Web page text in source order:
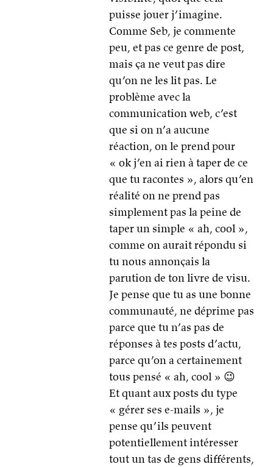
puisse jouer j’imagine.
Comme Seb, je commente
peu, et pas ce genre de post,
mais ça ne veut pas dire
qu’on ne les lit pas. Le
problème avec la
communication web, c’est
que si on n’a aucune
réaction, on le prend pour
« ok j’en ai rien à taper de ce
que tu racontes », alors qu’en
réalité on ne prend pas
simplement pas la peine de
taper un simple « ah, cool »,
comme on aurait répondu si
tu nous annonçais la
parution de ton livre de visu.
Je pense que tu as une bonne
communauté, ne déprime pas
parce que tu n’as pas de
réponses à tes posts d’actu,
parce qu’on a certainement
tous pensé « ah, cool » 😉
Et quant aux posts du type
« gérer ses e-mails », je
pense qu’ils peuvent
potentiellement intéresser
tout un tas de gens différents,